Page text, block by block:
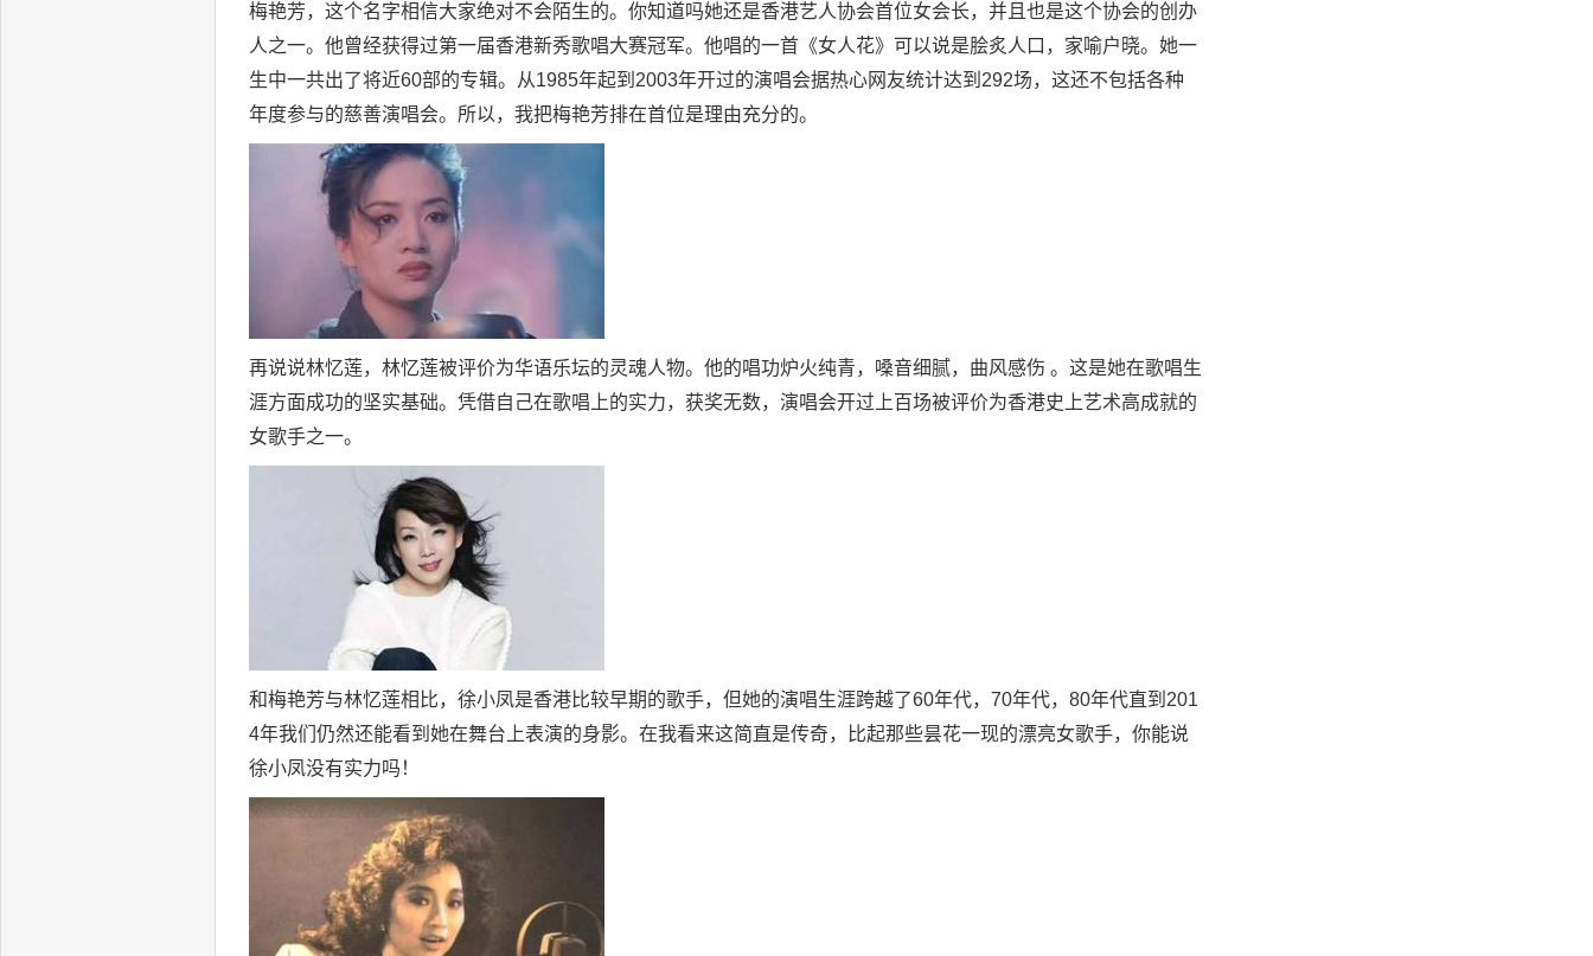
梅艳芳，这个名字相信大家绝对不会陌生的。你知道吗她还是香港艺人协会首位女会长，并且也是这个协会的创办
人之一。他曾经获得过第一届香港新秀歌唱大赛冠军。他唱的一首《女人花》可以说是脍炙人口，家喻户晓。她一
生中一共出了将近60部的专辑。从1985年起到2003年开过的演唱会据热心网友统计达到292场，这还不包括各种
年度参与的慈善演唱会。所以，我把梅艳芳排在首位是理由充分的。
再说说林忆莲，林忆莲被评价为华语乐坛的灵魂人物。他的唱功炉火纯青，嗓音细腻，曲风感伤 。这是她在歌唱生
涯方面成功的坚实基础。凭借自己在歌唱上的实力，获奖无数，演唱会开过上百场被评价为香港史上艺术高成就的
女歌手之一。
和梅艳芳与林忆莲相比，徐小凤是香港比较早期的歌手，但她的演唱生涯跨越了60年代，70年代，80年代直到201
4年我们仍然还能看到她在舞台上表演的身影。在我看来这简直是传奇，比起那些昙花一现的漂亮女歌手，你能说
徐小凤没有实力吗！